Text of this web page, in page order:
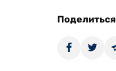
Поделиться